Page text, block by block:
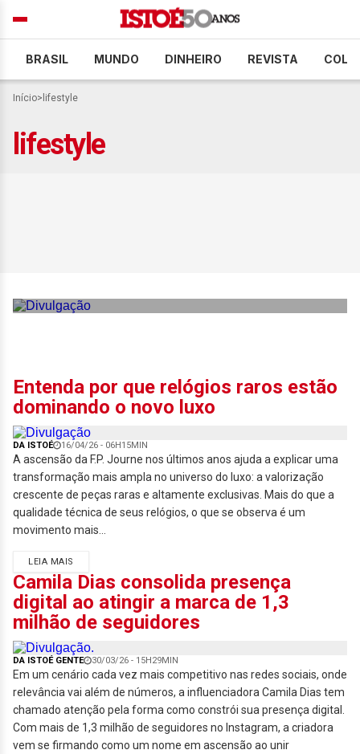
BRASIL MUNDO DINHEIRO REVISTA
Início> lifestyle
lifestyle
Entenda por que relógios raros estão
dominando o novo luxo
DA ISTOÉ 16/04/26 - 06H15MIN
A ascensão da F.P. Journe nos últimos anos ajuda a explicar uma
transformação mais ampla no universo do luxo: a valorização
crescente de peças raras e altamente exclusivas. Mais do que a
qualidade técnica de seus relógios, o que se observa é um
movimento mais...
LEIA MAIS
Camila Dias consolida presença
digital ao atingir a marca de 1,3
milhão de seguidores
DA ISTOÉ GENTE 30/03/26 - 15H29MIN
Em um cenário cada vez mais competitivo nas redes sociais, onde
relevância vai além de números, a influenciadora Camila Dias tem
chamado atenção pela forma como constrói sua presença digital.
Com mais de 1,3 milhão de seguidores no Instagram, a criadora
vem se firmando como um nome em ascensão ao unir